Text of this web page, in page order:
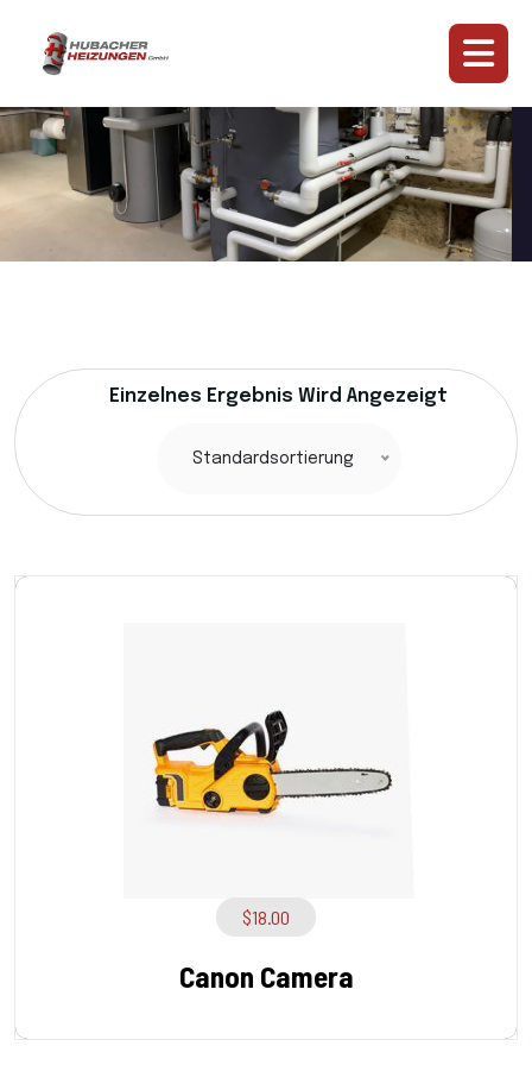
Einzelnes Ergebnis Wird Angezeigt
Standardsortierung
$18.00
Canon Camera